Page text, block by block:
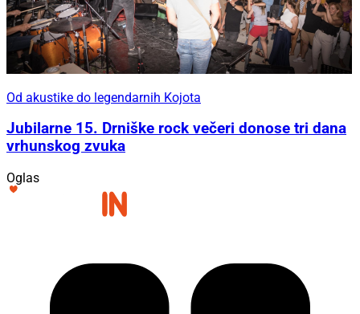
Od akustike do legendarnih Kojota
Jubilarne 15. Drniške rock večeri donose tri dana
vrhunskog zvuka
Oglas